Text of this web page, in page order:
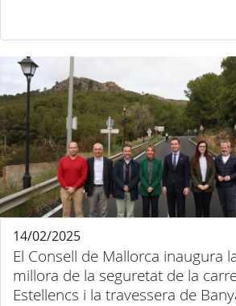
El Consell de Mallorca inaugura
millora de la seguretat de la
Estellencs i la travessera de
14/02/2025